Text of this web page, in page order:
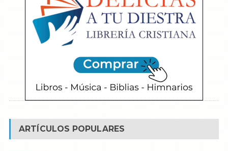
ARTÍCULOS POPULARES